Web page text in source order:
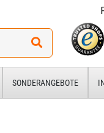
SONDERANGEBOTE